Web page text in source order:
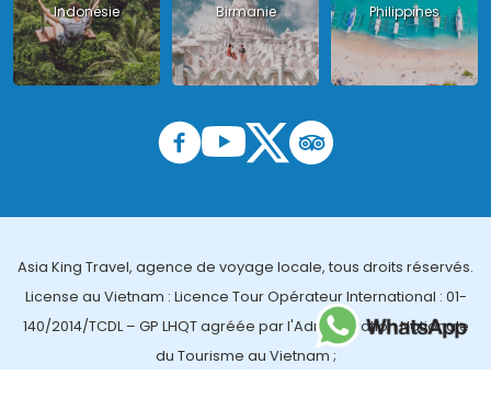
Indonésie Birmanie Philippines
Asia King Travel, agence de voyage locale, tous droits réservés.
License au Vietnam : Licence Tour Opérateur International : 01-
140/2014/TCDL – GP LHQT agréée par l'Administration Nationale
du Tourisme au Vietnam ;